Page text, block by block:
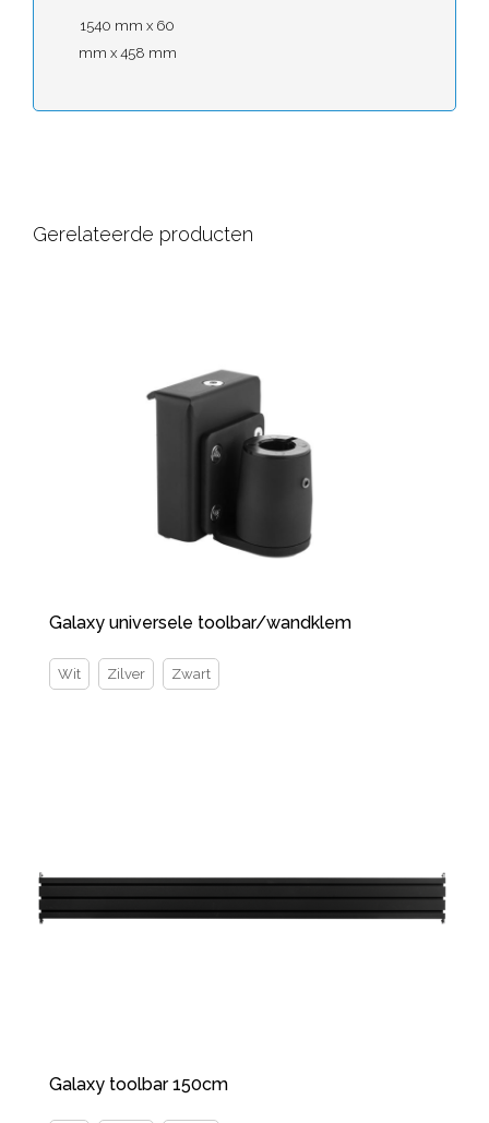
1540 mm x 60
mm x 458 mm
Gerelateerde producten
Galaxy universele toolbar/wandklem
Wit Zilver Zwart
Galaxy toolbar 150cm